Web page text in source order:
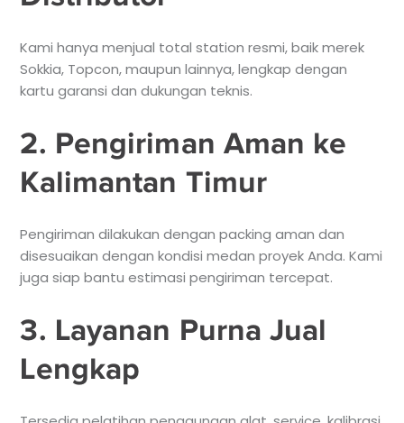
Kami hanya menjual total station resmi, baik merek
Sokkia, Topcon, maupun lainnya, lengkap dengan
kartu garansi dan dukungan teknis.
2. Pengiriman Aman ke
Kalimantan Timur
Pengiriman dilakukan dengan packing aman dan
disesuaikan dengan kondisi medan proyek Anda. Kami
juga siap bantu estimasi pengiriman tercepat.
3. Layanan Purna Jual
Lengkap